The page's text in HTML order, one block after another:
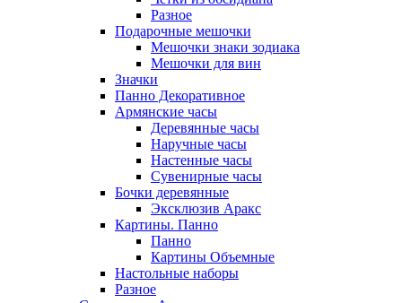
Разное
Подарочные мешочки
Мешочки знаки зодиака
Мешочки для вин
Значки
Панно Декоративное
Армянские часы
Деревянные часы
Наручные часы
Настенные часы
Сувенирные часы
Бочки деревянные
Эксклюзив Аракс
Картины. Панно
Панно
Картины Объемные
Настольные наборы
Разное